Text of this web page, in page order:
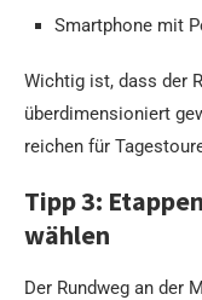
Smartphone mit
Wichtig ist, dass der
überdimensioniert
reichen für
Tipp 3:
wählen
Der Rundweg an der